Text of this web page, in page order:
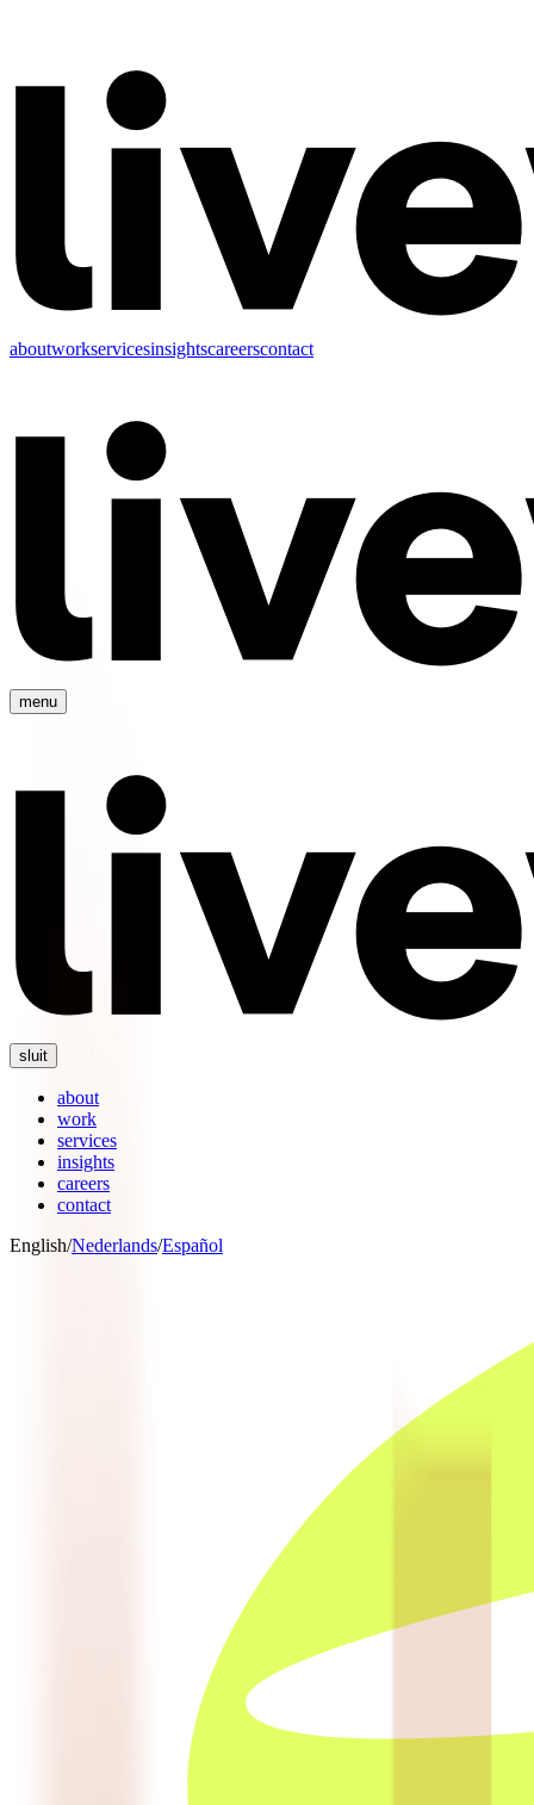
aboutworkservicesinsightscareerscontact
menu
sluit
about
work
services
insights
careers
contact
English/Nederlands/Español